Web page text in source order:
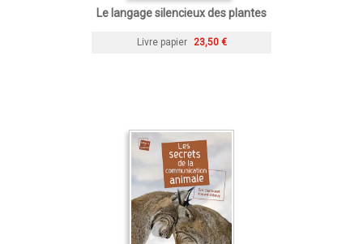
Le langage silencieux des plantes
Livre papier 23,50 €